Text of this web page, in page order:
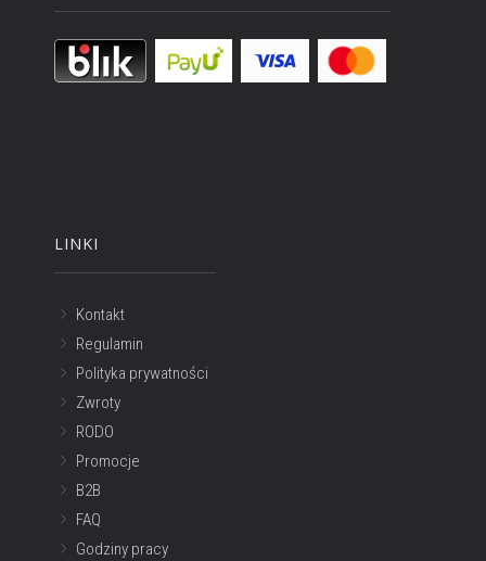
LINKI
Kontakt
Regulamin
Polityka prywatności
Zwroty
RODO
Promocje
B2B
FAQ
Godziny pracy